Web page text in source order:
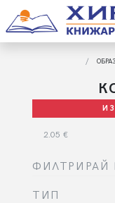
2.05 €
ФИЛТРИРАЙ
ТИП